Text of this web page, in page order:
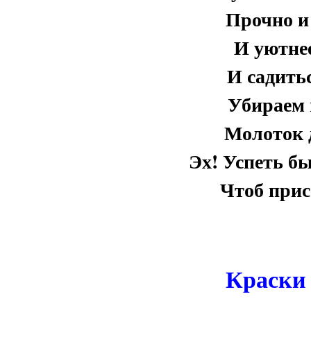
Прочно
И
И
Молоток
Эх! Успеть
Чтоб
Краски